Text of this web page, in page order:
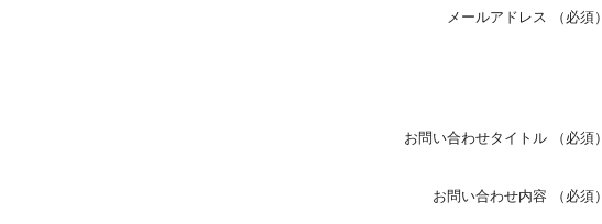
メールアドレス （必須）
お問い合わせタイトル （必須）
お問い合わせ内容 （必須）